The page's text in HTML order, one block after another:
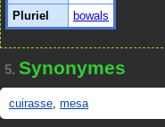
Pluriel
bowals
5. Synonymes
cuirasse, mesa